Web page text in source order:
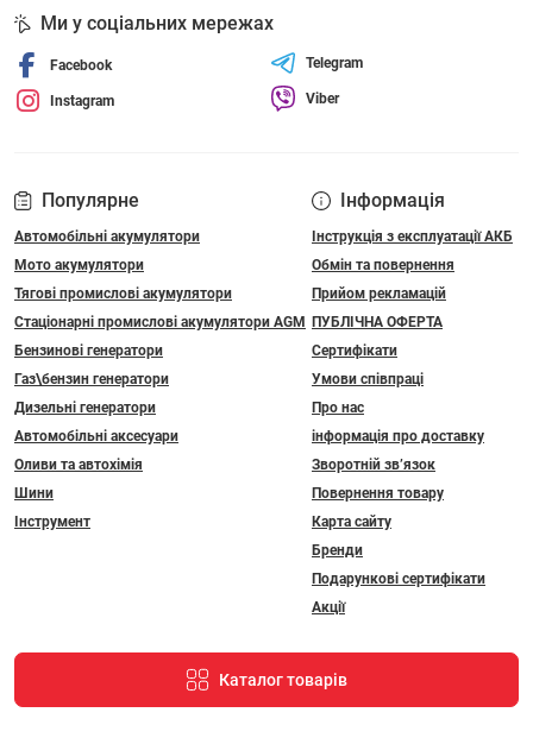
Популярне
Автомобільні акумулятори
Мото акумулятори
Тягові промислові акумулятори
Стаціонарні промислові акумулятори АGM
Бензинові генератори
Газ\бензин генератори
Дизельні генератори
Автомобільні аксесуари
Оливи та автохімія
Шини
Інструмент
Інформація
Інструкція з експлуатації АКБ
Обмін та повернення
Прийом рекламацій
ПУБЛІЧНА ОФЕРТА
Сертифікати
Умови співпраці
Про нас
інформація про доставку
Зворотній зв’язок
Повернення товару
Карта сайту
Бренди
Подарункові сертифікати
Акції
Каталог товарів
Ми у соціальних мережах
Facebook
Instagram
Telegram
Viber